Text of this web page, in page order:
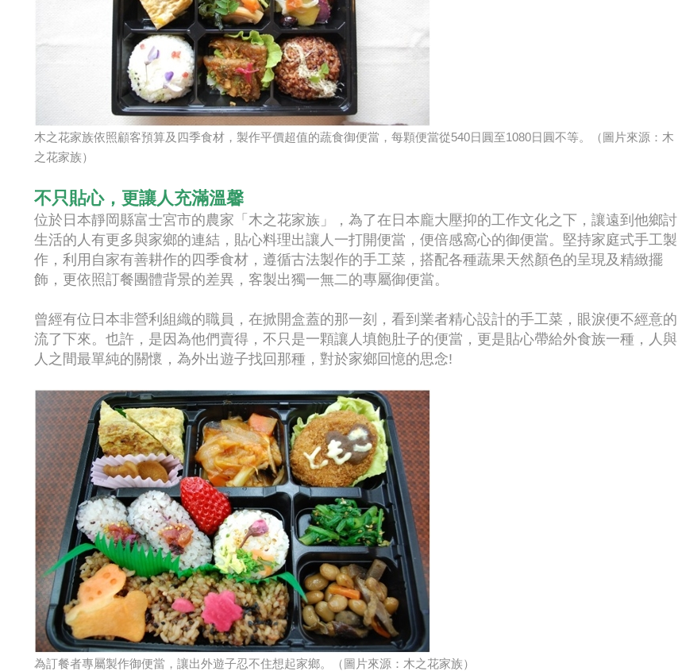
木之花家族依照顧客預算及四季食材，製作平價超值的蔬食御便當，每顆便當從540日圓至1080日圓不等。（圖片來源：木
之花家族）
不只貼心，更讓人充滿溫馨
位於日本靜岡縣富士宮市的農家「木之花家族」，為了在日本龐大壓抑的工作文化之下，讓遠到他鄉討
生活的人有更多與家鄉的連結，貼心料理出讓人一打開便當，便倍感窩心的御便當。堅持家庭式手工製
作，利用自家有善耕作的四季食材，遵循古法製作的手工菜，搭配各種蔬果天然顏色的呈現及精緻擺
飾，更依照訂餐團體背景的差異，客製出獨一無二的專屬御便當。
曾經有位日本非營利組織的職員，在掀開盒蓋的那一刻，看到業者精心設計的手工菜，眼淚便不經意的
流了下來。也許，是因為他們賣得，不只是一顆讓人填飽肚子的便當，更是貼心帶給外食族一種，人與
人之間最單純的關懷，為外出遊子找回那種，對於家鄉回憶的思念!
為訂餐者專屬製作御便當，讓出外遊子忍不住想起家鄉。（圖片來源：木之花家族）